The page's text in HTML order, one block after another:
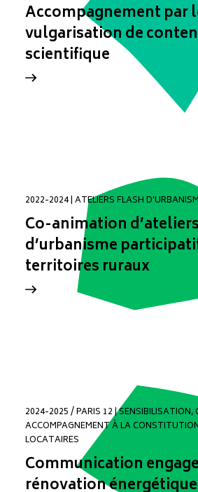
Accompagnement par
vulgarisation de
scientifique
2022-2024 | ATELIERS FLASH
Co-animation d’ateliers
d’urbanisme
territoires ruraux
2024-2025 / PARIS 12 | SENSIBILISATION,
ACCOMPAGNEMENT À LA
LOCATAIRES
Communication
rénovation énergétique